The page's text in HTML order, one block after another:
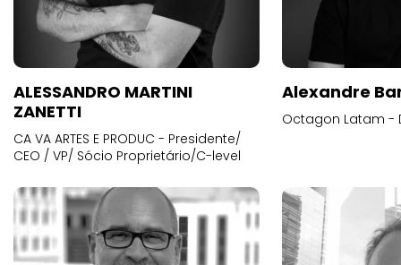
ALESSANDRO MARTINI
ZANETTI
CA VA ARTES E PRODUC - Presidente/
CEO / VP/ Sócio Proprietário/C-level
Alexandre
Octagon Latam -